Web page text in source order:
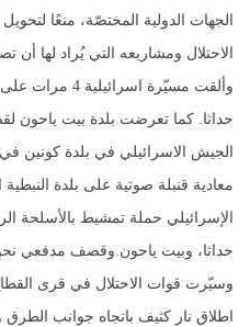
الجهات الدولية المختصّة، منعًا
الاحتلال ومشاريعه التي يُراد لها أن
وألقت مسيّرة
حداثا. كما تعرضت بلدة بيت ياحون
الجيش الاسرائيلي في بلدة كونين
معادية قنبلة صوتية على بلدة النبطية
الإسرائيلي حملة تمشيط بالأسلحة
حداثا، وبيت ياحون.وقصف مدفعي نحو
وسيّرت قوات الاحتلال في قرى القطاع
اطلاق نار كثيف باتجاه جوانب الطرق